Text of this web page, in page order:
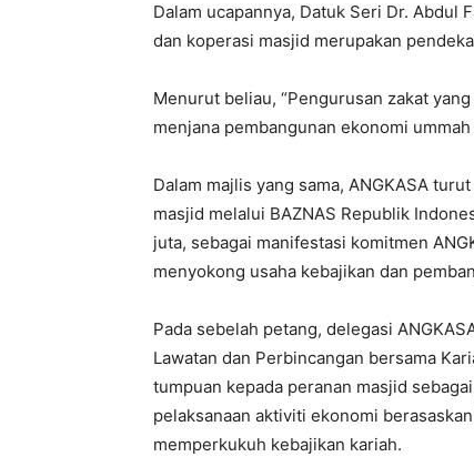
Dalam ucapannya, Datuk Seri Dr. Abdul
dan koperasi masjid merupakan
Menurut beliau, “Pengurusan zakat
menjana pembangunan ekonomi
Dalam majlis yang sama, ANGKASA
masjid melalui BAZNAS Republik
juta, sebagai manifestasi komitmen
menyokong usaha kebajikan dan
Pada sebelah petang, delegasi
Lawatan dan Perbincangan bersama
tumpuan kepada peranan masjid
pelaksanaan aktiviti ekonomi
memperkukuh kebajikan kariah.